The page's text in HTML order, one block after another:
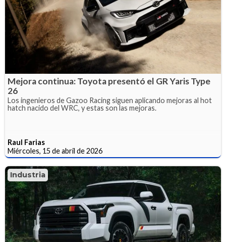
Mejora continua: Toyota presentó el GR Yaris Type
26
Los ingenieros de Gazoo Racing siguen aplicando mejoras al hot
hatch nacido del WRC, y estas son las mejoras.
Raul Farias
Miércoles, 15 de abril de 2026
Industria